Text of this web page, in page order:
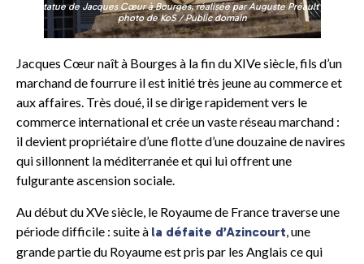
Statue de Jacques Cœur à Bourges, réalisée par Auguste Préault –
photo de KoS / Public domain
Jacques Cœur naît à Bourges à la fin du XIVe siècle, fils d’un
marchand de fourrure il est initié très jeune au commerce et
aux affaires. Très doué, il se dirige rapidement vers le
commerce international et crée un vaste réseau marchand :
il devient propriétaire d’une flotte d’une douzaine de navires
qui sillonnent la méditerranée et qui lui offrent une
fulgurante ascension sociale.
Au début du XVe siècle, le Royaume de France traverse une
période difficile : suite à la défaite d’Azincourt , une
grande partie du Royaume est pris par les Anglais ce qui